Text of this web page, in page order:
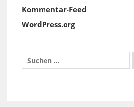
Kommentar-Feed
WordPress.org